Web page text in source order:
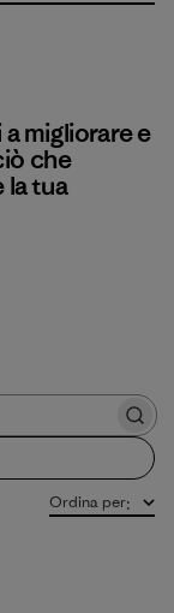
migliorare e
che
la tua
Ordina per: